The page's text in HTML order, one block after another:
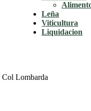
Leña
Viticultura
Liquidacion
Col Lombarda